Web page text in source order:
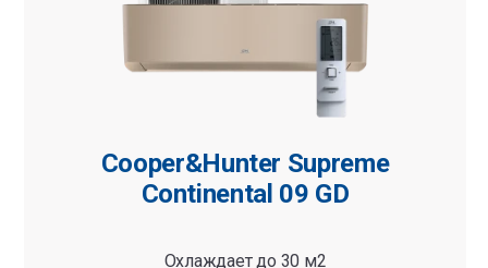
Cooper&Hunter Supreme
Continental 09 GD
Охлаждает до 30 м2